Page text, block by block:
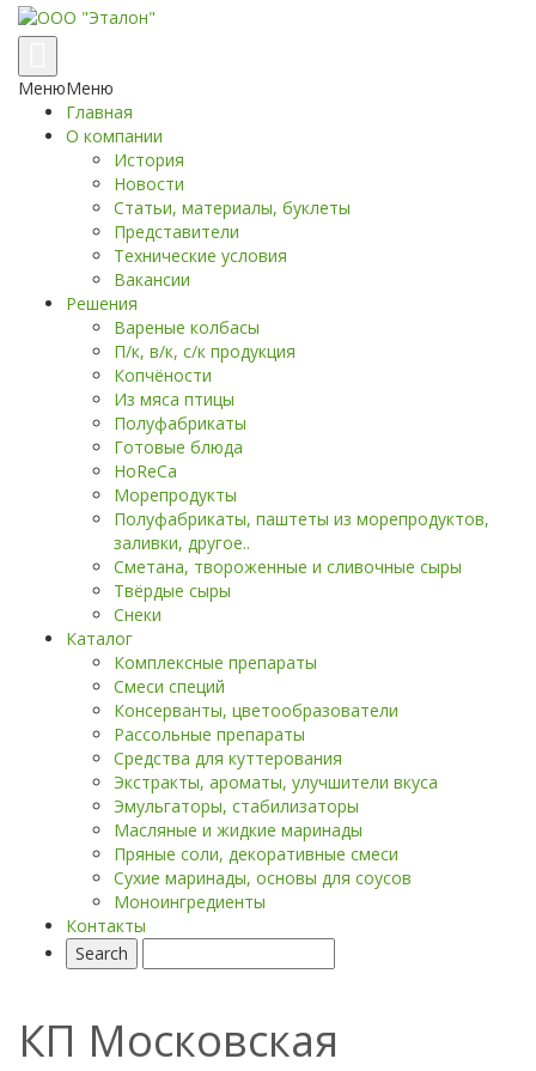
навигации
МенюМеню
Главная
О компании
История
Новости
Статьи, материалы, буклеты
Представители
Технические условия
Вакансии
Решения
Вареные колбасы
П/к, в/к, с/к продукция
Копчёности
Из мяса птицы
Полуфабрикаты
Готовые блюда
HoReCa
Морепродукты
Полуфабрикаты, паштеты из морепродуктов,
заливки, другое..
Сметана, твороженные и сливочные сыры
Твёрдые сыры
Снеки
Каталог
Комплексные препараты
Смеси специй
Консерванты, цветообразователи
Рассольные препараты
Средства для куттерования
Экстракты, ароматы, улучшители вкуса
Эмульгаторы, стабилизаторы
Масляные и жидкие маринады
Пряные соли, декоративные смеси
Сухие маринады, основы для соусов
Моноингредиенты
Контакты
КП Московская